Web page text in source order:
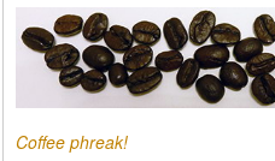
Coffee phreak!